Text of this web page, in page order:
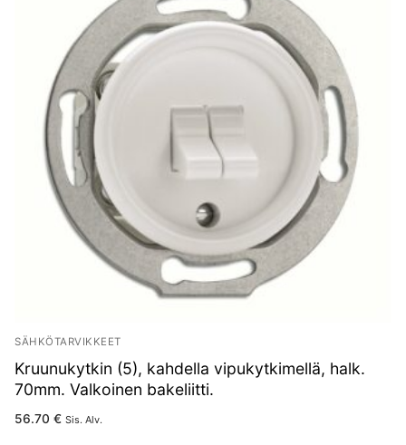
SÄHKÖTARVIKKEET
Kruunukytkin (5), kahdella vipukytkimellä, halk.
70mm. Valkoinen bakeliitti.
56.70 € Sis. Alv.